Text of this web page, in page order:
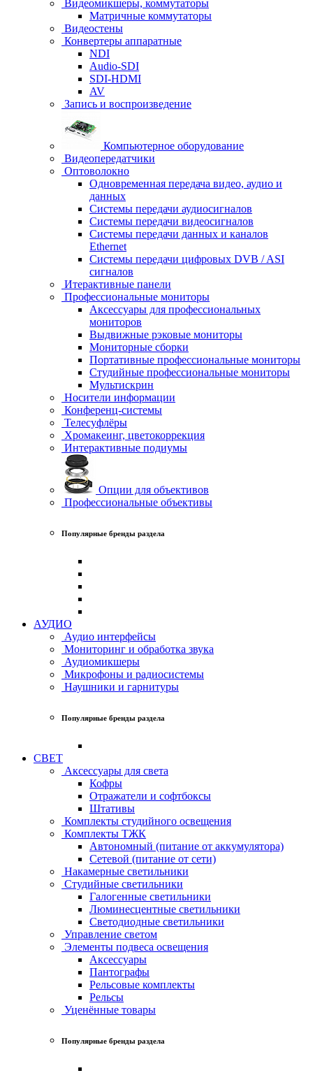
Видеомикшеры, коммутаторы
Матричные коммутаторы
Видеостены
Конвертеры аппаратные
NDI
Audio-SDI
SDI-HDMI
AV
Запись и воспроизведение
Компьютерное оборудование
Видеопередатчики
Оптоволокно
Одновременная передача видео, аудио и
данных
Системы передачи аудиосигналов
Системы передачи видеосигналов
Системы передачи данных и каналов
Ethernet
Системы передачи цифровых DVB / ASI
сигналов
Итерактивные панели
Профессиональные мониторы
Аксессуары для профессиональных
мониторов
Выдвижные рэковые мониторы
Мониторные сборки
Портативные профессиональные мониторы
Студийные профессиональные мониторы
Мультискрин
Носители информации
Конференц-системы
Телесуфлёры
Хромакеинг, цветокоррекция
Интерактивные подиумы
Опции для объективов
Профессиональные объективы
Популярные бренды раздела
АУДИО
Аудио интерфейсы
Мониторинг и обработка звука
Аудиомикшеры
Микрофоны и радиосистемы
Наушники и гарнитуры
Популярные бренды раздела
СВЕТ
Аксессуары для света
Кофры
Отражатели и софтбоксы
Штативы
Комплекты студийного освещения
Комплекты ТЖК
Автономный (питание от аккумулятора)
Сетевой (питание от сети)
Накамерные светильники
Студийные светильники
Галогенные светильники
Люминесцентные светильники
Светодиодные светильники
Управление светом
Элементы подвеса освещения
Аксессуары
Пантографы
Рельсовые комплекты
Рельсы
Уценённые товары
Популярные бренды раздела